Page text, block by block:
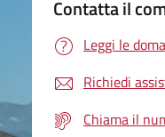
Contatta il
Leggi le
Richiedi
Chiama il